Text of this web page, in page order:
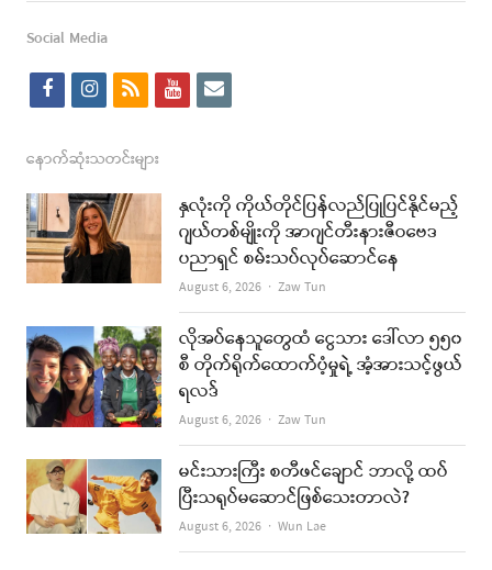
Social Media
f
c
e
b
o
k
i
s
t
a
g
a
m
r
s
y
t
u
b
e
e
i
l
နောက်ဆုံးသတင်းများ
နှလုံးကို ကိုယ်တိုင်ပြန်လည်ပြုပြင်နိုင်မည့်
ဂျယ်တစ်မျိုးကို အာဂျင်တီးနားဇီဝဗေဒ
ပညာရှင် စမ်းသပ်လုပ်ဆောင်နေ
August 6, 2026 Author
Zaw Tun
လိုအပ်နေသူတွေထံ ငွေသား ဒေါ်လာ ၅၅၀
စီ တိုက်ရိုက်ထောက်ပံ့မှုရဲ့ အံ့အားသင့်ဖွယ်
ရလဒ်
August 6, 2026 Author
Zaw Tun
မင်းသားကြီး စတီဖင်ချောင် ဘာလို့ ထပ်
ပြီးသရုပ်မဆောင်ဖြစ်သေးတာလဲ?
August 6, 2026 Author
Wun Lae